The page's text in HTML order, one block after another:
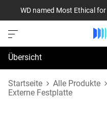
WD named Most Ethical
Übersicht
Technische Daten
Startseite Alle Produkte
Externe Festplatte